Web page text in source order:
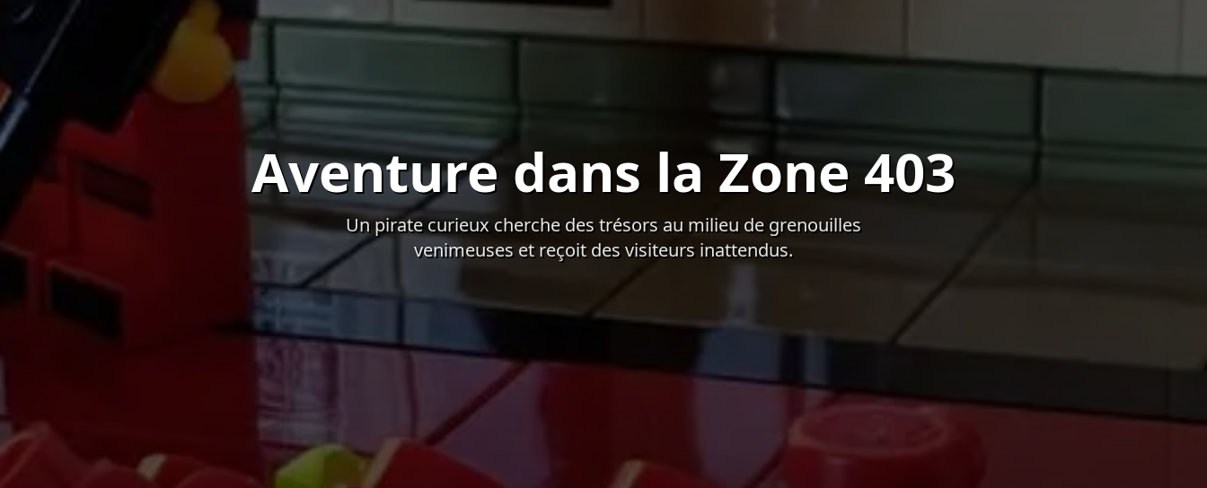
Aventure dans la Zone 403
Un pirate curieux cherche des trésors au milieu de grenouilles
venimeuses et reçoit des visiteurs inattendus.